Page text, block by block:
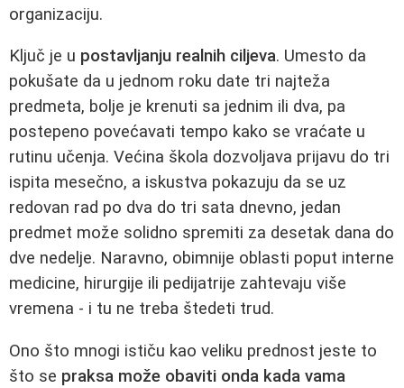
organizaciju.
Ključ je u postavljanju realnih ciljeva. Umesto da
pokušate da u jednom roku date tri najteža
predmeta, bolje je krenuti sa jednim ili dva, pa
postepeno povećavati tempo kako se vraćate u
rutinu učenja. Većina škola dozvoljava prijavu do tri
ispita mesečno, a iskustva pokazuju da se uz
redovan rad po dva do tri sata dnevno, jedan
predmet može solidno spremiti za desetak dana do
dve nedelje. Naravno, obimnije oblasti poput interne
medicine, hirurgije ili pedijatrije zahtevaju više
vremena - i tu ne treba štedeti trud.
Ono što mnogi ističu kao veliku prednost jeste to
što se praksa može obaviti onda kada vama